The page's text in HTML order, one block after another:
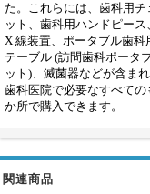
た。これらには、歯科用チ
ット、歯科用ハンドピース
X 線装置、ポータブル歯科
テーブル (訪問歯科ポータ
ット)、滅菌器などが含まれ
歯科医院で必要なすべての
か所で購入できます。
関連商品